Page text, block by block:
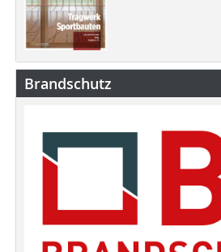
Brandschutz